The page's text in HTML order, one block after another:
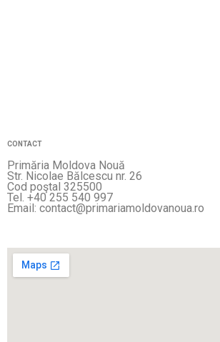
CONTACT
Primăria Moldova Nouă
Str. Nicolae Bălcescu nr. 26
Cod poştal 325500
Tel. +40 255 540 997
Email: contact@primariamoldovanoua.ro